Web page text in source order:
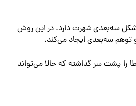
شکل سه‌بعدی شهرت دارد. در این روش
و توهم سه‌بعدی ایجاد می‌کند.
را پشت سر گذاشته که حالا می‌تواند